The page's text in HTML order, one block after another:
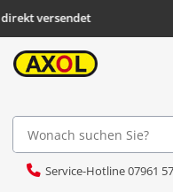
versendet
Service-Hotline 07961